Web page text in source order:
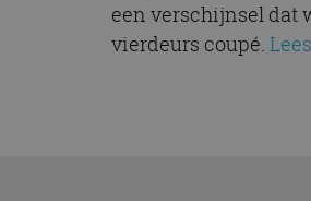
een verschijnsel dat
vierdeurs coupé.